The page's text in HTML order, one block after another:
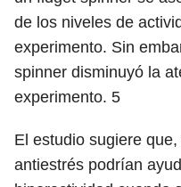
de los niveles de
experimento. Sin
spinner disminuyó la
experimento. 5
El estudio sugiere
antiestrés podrían